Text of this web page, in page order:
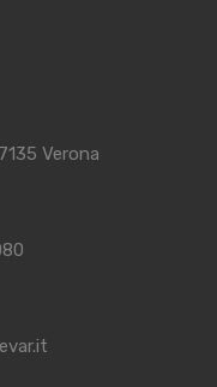
Verona